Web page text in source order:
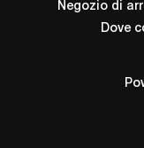
Negozio di
Dove